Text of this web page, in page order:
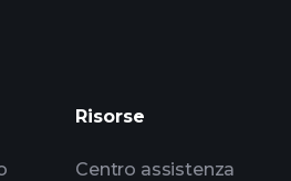
Risorse
Centro assistenza